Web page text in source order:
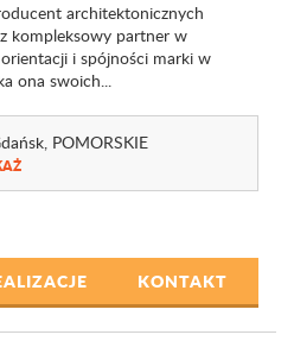
architektonicznych
kompleksowy partner w
i spójności marki w
ona swoich...
POMORSKIE
KONTAKT